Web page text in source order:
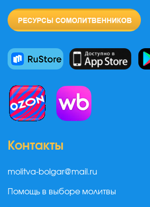
Контакты
molitva-bolgar@mail.ru
Помощь в выборе молитвы